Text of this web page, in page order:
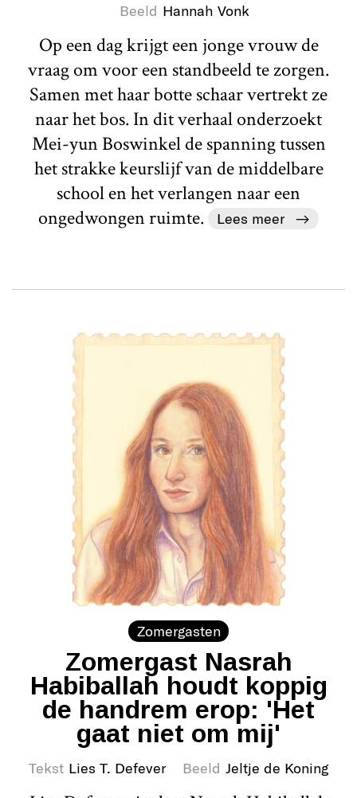
Beeld Hannah Vonk
Op een dag krijgt een jonge vrouw de
vraag om voor een standbeeld te zorgen.
Samen met haar botte schaar vertrekt ze
naar het bos. In dit verhaal onderzoekt
Mei-yun Boswinkel de spanning tussen
het strakke keurslijf van de middelbare
school en het verlangen naar een
ongedwongen ruimte.
Lees meer
Zomergasten
Zomergast Nasrah
Habiballah houdt koppig
de handrem erop: 'Het
gaat niet om mij'
Tekst Lies T. Defever Beeld Jeltje de Koning